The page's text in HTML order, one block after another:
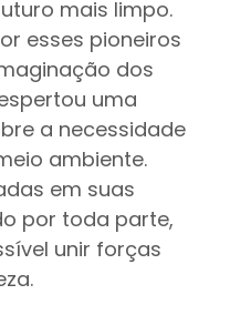
mais limpo.
esses pioneiros
dos
uma
a necessidade
ambiente.
em suas
por toda parte,
unir forças